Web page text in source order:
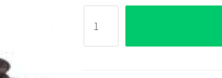
Bosch
Rexroth
LC25A05D7X=